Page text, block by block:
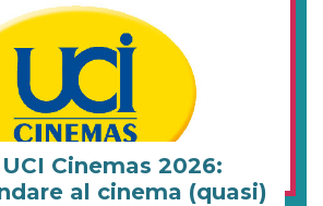
Cinemas 2026:
al cinema (quasi)